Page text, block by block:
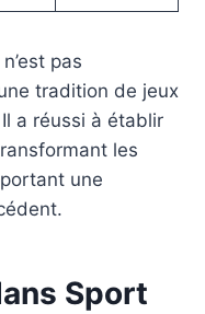
n’est pas
tradition de jeux
a réussi à établir
les
une
Sport